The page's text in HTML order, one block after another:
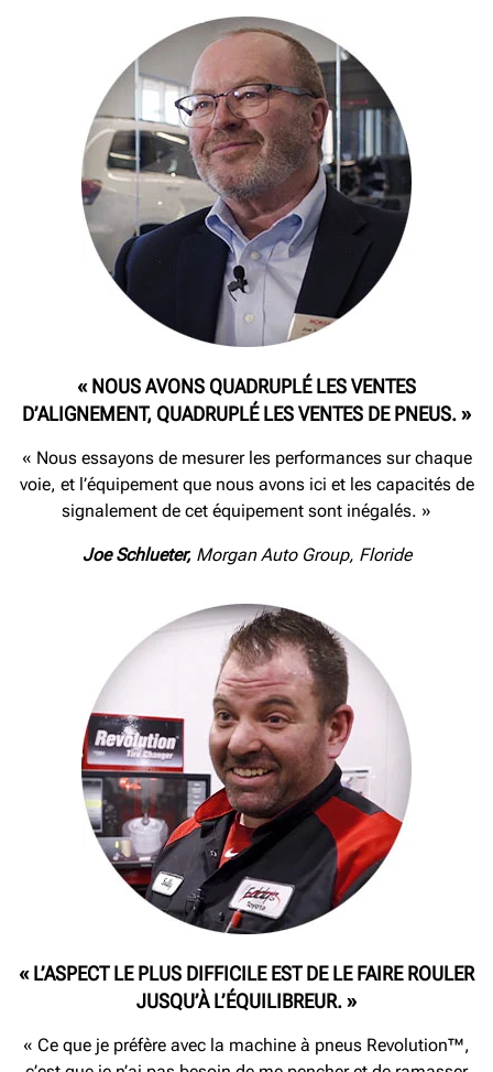
« NOUS AVONS QUADRUPLÉ LES VENTES
D’ALIGNEMENT, QUADRUPLÉ LES VENTES DE PNEUS. »
« Nous essayons de mesurer les performances sur chaque
voie, et l’équipement que nous avons ici et les capacités de
signalement de cet équipement sont inégalés. »
Joe Schlueter, Morgan Auto Group, Floride
« L’ASPECT LE PLUS DIFFICILE EST DE LE FAIRE ROULER
JUSQU’À L’ÉQUILIBREUR. »
« Ce que je préfère avec la machine à pneus Revolution™,